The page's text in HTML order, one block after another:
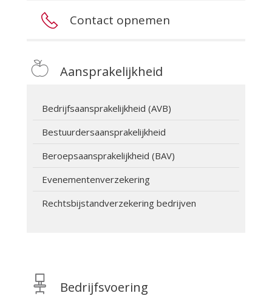
Contact opnemen
Aansprakelijkheid
Bedrijfsaansprakelijkheid (AVB)
Bestuurdersaansprakelijkheid
Beroepsaansprakelijkheid (BAV)
Evenementenverzekering
Rechtsbijstandverzekering bedrijven
Bedrijfsvoering